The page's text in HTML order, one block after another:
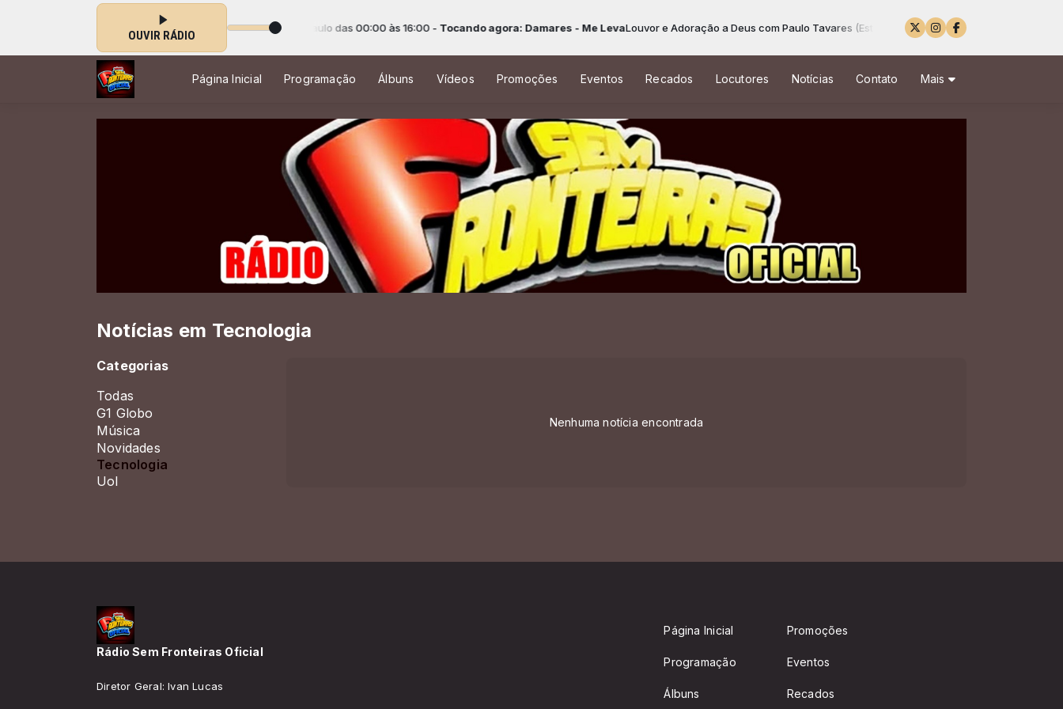
OUVIR RÁDIO
e Adoração a Deus com Paulo Tavares (Estúdio 03) São Paulo das 00:00 às 16:00 -Tocando agora: Damares - Me LevaLouvor e Adoração a Deus com Paulo Tavares (Estúdio 03) São Paulo das 00:00 às 16:00 -
Página Inicial Programação Álbuns Vídeos Promoções Eventos Recados Locutores Notícias Contato Mais
Notícias em Tecnologia
Categorias
Todas
G1 Globo
Música
Novidades
Tecnologia
Uol
Nenhuma notícia encontrada
Rádio Sem Fronteiras Oficial
Diretor Geral: Ivan Lucas
Página Inicial
Programação
Álbuns
Promoções
Eventos
Recados